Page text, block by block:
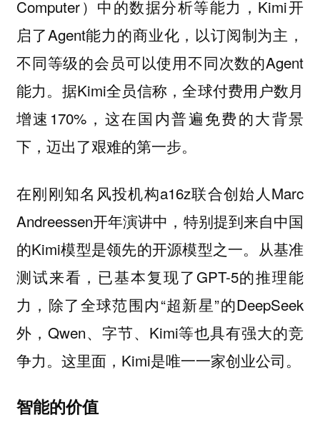
Computer）中的数据分析等能力，Kimi开
启了Agent能力的商业化，以订阅制为主，
不同等级的会员可以使用不同次数的Agent
能力。据Kimi全员信称，全球付费用户数月
增速170%，这在国内普遍免费的大背景
下，迈出了艰难的第一步。
在刚刚知名风投机构a16z联合创始人Marc
Andreessen开年演讲中，特别提到来自中国
的Kimi模型是领先的开源模型之一。从基准
测试来看，已基本复现了GPT-5的推理能
力，除了全球范围内“超新星”的DeepSeek
外，Qwen、字节、Kimi等也具有强大的竞
争力。这里面，Kimi是唯一一家创业公司。
智能的价值